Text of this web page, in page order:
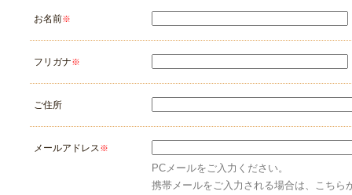
お名前※
フリガナ※
ご住所
メールアドレス ※
PCメールをご入力ください。
携帯メールをご入力される場合は、こち